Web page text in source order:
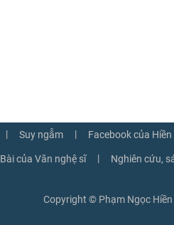
| Suy ngẫm | Facebook của Hiền
Bài của Văn nghệ sĩ | Nghiên cứu,
Copyright © Phạm Ngọc